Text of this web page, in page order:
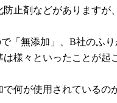
止剤などがあります
「無添加」、B社のふ
様々といったことが起
何が使用されているの